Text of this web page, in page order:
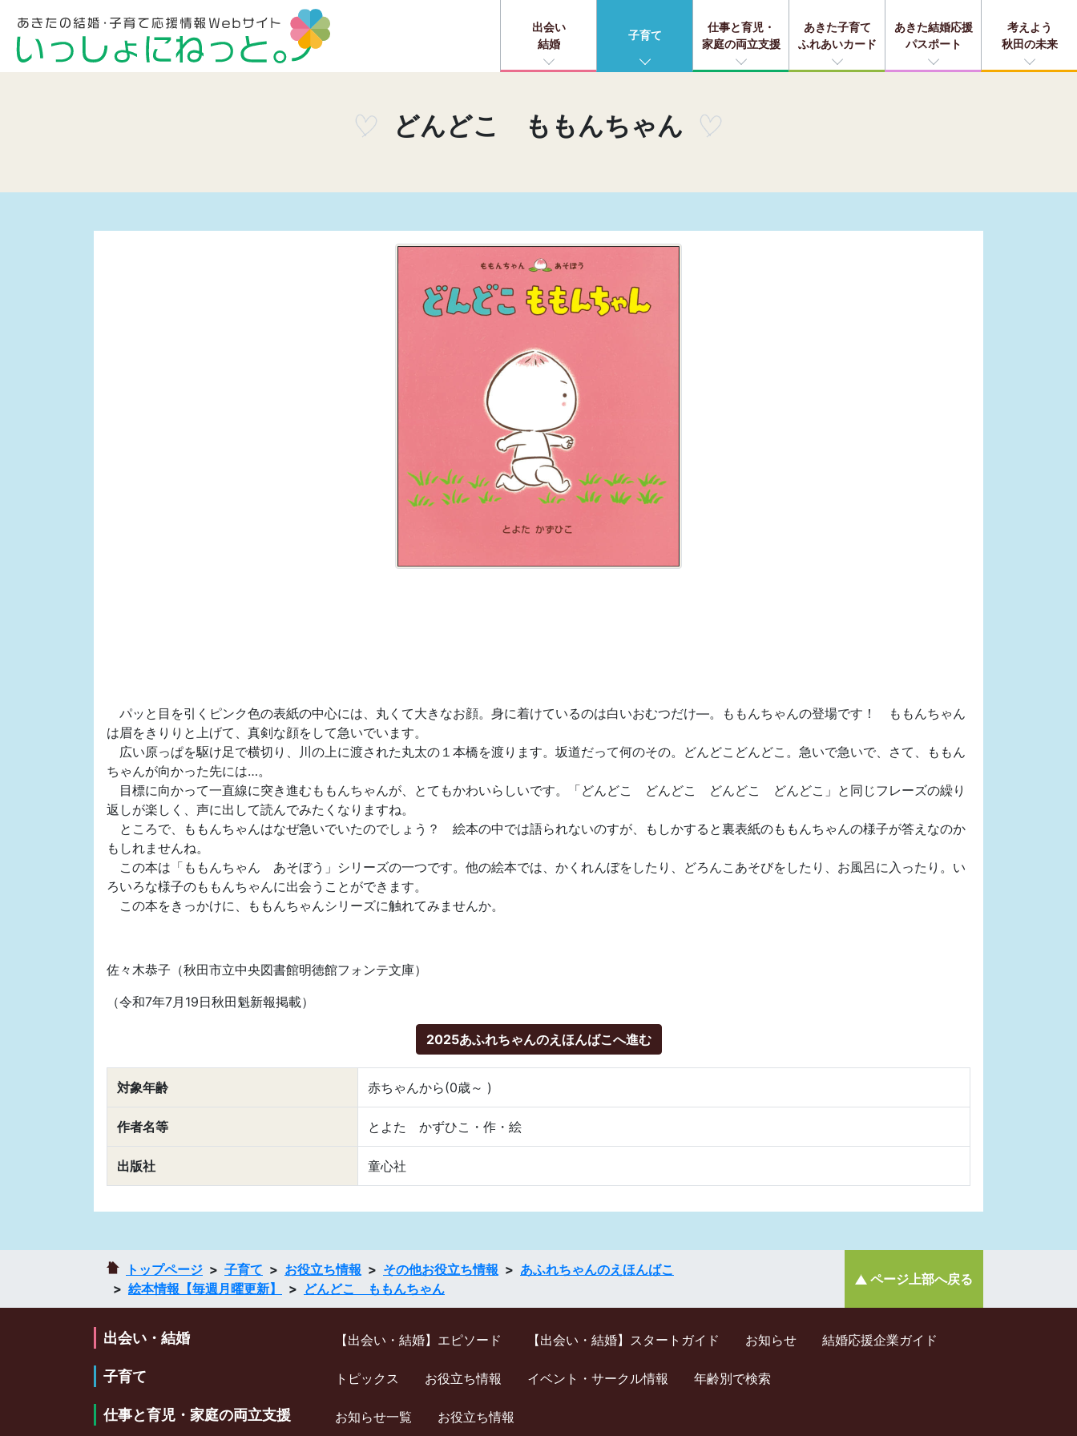
出会い
結婚
子育て
仕事と育児・
家庭の両立支援
あきた子育て
ふれあいカード
あきた結婚応援
パスポート
考えよう
秋田の未来
どんどこ ももんちゃん
パッと目を引くピンク色の表紙の中心には、丸くて大きなお顔。身に着けているのは白いおむつだけ―。ももんちゃんの登場です！ ももんちゃん
は眉をきりりと上げて、真剣な顔をして急いでいます。
広い原っぱを駆け足で横切り、川の上に渡された丸太の１本橋を渡ります。坂道だって何のその。どんどこどんどこ。急いで急いで、さて、ももん
ちゃんが向かった先には…。
目標に向かって一直線に突き進むももんちゃんが、とてもかわいらしいです。「どんどこ どんどこ どんどこ どんどこ」と同じフレーズの繰り
返しが楽しく、声に出して読んでみたくなりますね。
ところで、ももんちゃんはなぜ急いでいたのでしょう？ 絵本の中では語られないのすが、もしかすると裏表紙のももんちゃんの様子が答えなのか
もしれませんね。
この本は「ももんちゃん あそぼう」シリーズの一つです。他の絵本では、かくれんぼをしたり、どろんこあそびをしたり、お風呂に入ったり。い
ろいろな様子のももんちゃんに出会うことができます。
この本をきっかけに、ももんちゃんシリーズに触れてみませんか。
佐々木恭子（秋田市立中央図書館明徳館フォンテ文庫）
（令和7年7月19日秋田魁新報掲載）
2025あふれちゃんのえほんばこへ進む
対象年齢 赤ちゃんから(0歳～ )
作者名等 とよた かずひこ・作・絵
出版社 童心社
トップページ 子育て お役立ち情報 その他お役立ち情報
あふれちゃんのえほんばこ
絵本情報【毎週月曜更新】
どんどこ ももんちゃん
ページ上部へ戻る
出会い・結婚 【出会い・結婚】エピソード 【出会い・結婚】スタートガイド お知らせ 結婚応援企業ガイド
子育て トピックス お役立ち情報 イベント・サークル情報 年齢別で検索
仕事と育児・家庭の両立支援 お知らせ一覧 お役立ち情報